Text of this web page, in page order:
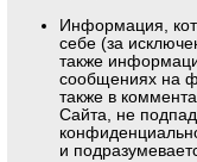
Информация,
себе (за
также
сообщениях на
также в
Сайта, не
и